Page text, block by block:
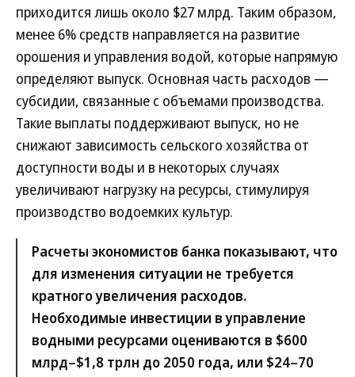
приходится лишь около $27 млрд. Таким образом,
менее 6% средств направляется на развитие
орошения и управления водой, которые напрямую
определяют выпуск. Основная часть расходов —
субсидии, связанные с объемами производства.
Такие выплаты поддерживают выпуск, но не
снижают зависимость сельского хозяйства от
доступности воды и в некоторых случаях
увеличивают нагрузку на ресурсы, стимулируя
производство водоемких культур.
Расчеты экономистов банка показывают, что
для изменения ситуации не требуется
кратного увеличения расходов.
Необходимые инвестиции в управление
водными ресурсами оцениваются в $600
млрд–$1,8 трлн до 2050 года, или $24–70